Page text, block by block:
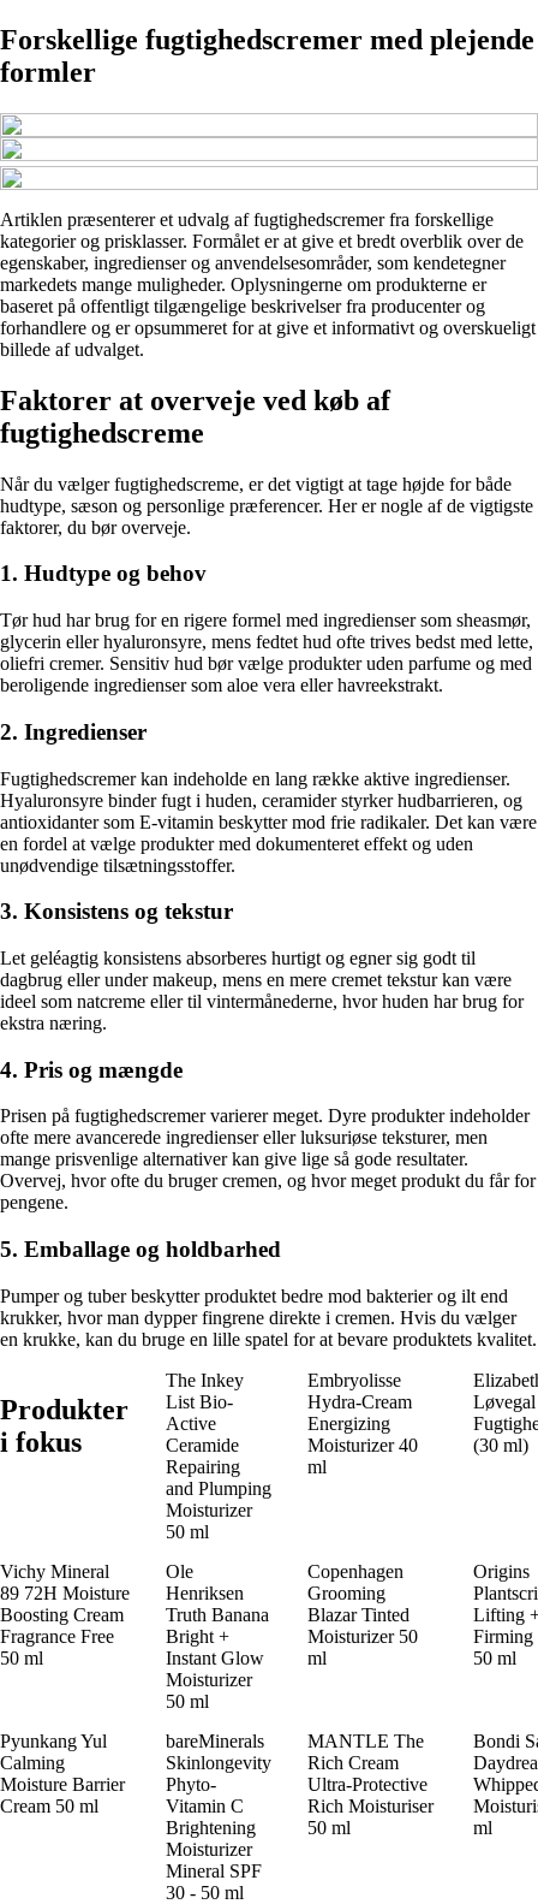
Forskellige fugtighedscremer med plejende
formler
Artiklen præsenterer et udvalg af fugtighedscremer fra forskellige
kategorier og prisklasser. Formålet er at give et bredt overblik over de
egenskaber, ingredienser og anvendelsesområder, som kendetegner
markedets mange muligheder. Oplysningerne om produkterne er
baseret på offentligt tilgængelige beskrivelser fra producenter og
forhandlere og er opsummeret for at give et informativt og overskueligt
billede af udvalget.
Faktorer at overveje ved køb af
fugtighedscreme
Når du vælger fugtighedscreme, er det vigtigt at tage højde for både
hudtype, sæson og personlige præferencer. Her er nogle af de vigtigste
faktorer, du bør overveje.
1. Hudtype og behov
Tør hud har brug for en rigere formel med ingredienser som sheasmør,
glycerin eller hyaluronsyre, mens fedtet hud ofte trives bedst med lette,
oliefri cremer. Sensitiv hud bør vælge produkter uden parfume og med
beroligende ingredienser som aloe vera eller havreekstrakt.
2. Ingredienser
Fugtighedscremer kan indeholde en lang række aktive ingredienser.
Hyaluronsyre binder fugt i huden, ceramider styrker hudbarrieren, og
antioxidanter som E-vitamin beskytter mod frie radikaler. Det kan være
en fordel at vælge produkter med dokumenteret effekt og uden
unødvendige tilsætningsstoffer.
3. Konsistens og tekstur
Let geléagtig konsistens absorberes hurtigt og egner sig godt til
dagbrug eller under makeup, mens en mere cremet tekstur kan være
ideel som natcreme eller til vintermånederne, hvor huden har brug for
ekstra næring.
4. Pris og mængde
Prisen på fugtighedscremer varierer meget. Dyre produkter indeholder
ofte mere avancerede ingredienser eller luksuriøse teksturer, men
mange prisvenlige alternativer kan give lige så gode resultater.
Overvej, hvor ofte du bruger cremen, og hvor meget produkt du får for
pengene.
5. Emballage og holdbarhed
Pumper og tuber beskytter produktet bedre mod bakterier og ilt end
krukker, hvor man dypper fingrene direkte i cremen. Hvis du vælger
en krukke, kan du bruge en lille spatel for at bevare produktets kvalitet.
Produkter
i fokus
The Inkey
List Bio-
Active
Ceramide
Repairing
and Plumping
Moisturizer
50 ml
Embryolisse
Hydra-Cream
Energizing
Moisturizer 40
ml
Løvegal
(30 ml)
Vichy Mineral
89 72H Moisture
Boosting Cream
Fragrance Free
50 ml
Ole
Henriksen
Truth Banana
Bright +
Instant Glow
Moisturizer
50 ml
Copenhagen
Grooming
Blazar Tinted
Moisturizer 50
ml
Origins
Lifting
Firming
50 ml
Pyunkang Yul
Calming
Moisture Barrier
Cream 50 ml
bareMinerals
Skinlongevity
Phyto-
Vitamin C
Brightening
Moisturizer
Mineral SPF
30 - 50 ml
MANTLE The
Rich Cream
Ultra-Protective
Rich Moisturiser
50 ml
Bondi
ml